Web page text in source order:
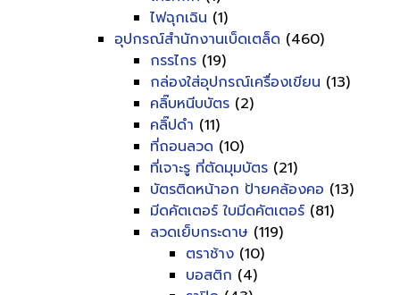
ไฟฉุกเฉิน (1)
อุปกรณ์สำนักงานเบ็ดเตล็ด (460)
กรรไกร (19)
กล่องใส่อุปกรณ์เครื่องเขียน (13)
คลิ๊บหนีบบัตร (2)
คลิ๊ปดำ (11)
ที่ถอนลวด (10)
ที่เจาะรู ที่ตัดมุมบัตร (21)
บัตรติดหน้าอก ป้ายคล้องคอ (13)
มีดคัตเตอร์ ใบมีดคัตเตอร์ (81)
ลวดเย็บกระดาษ (119)
ตราช้าง (10)
บอสติก (4)